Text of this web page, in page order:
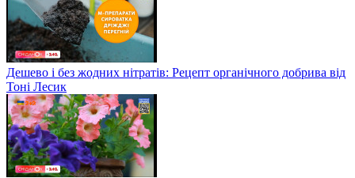
Дешево і без жодних нітратів: Рецепт органічного добрива від
Тоні Лесик